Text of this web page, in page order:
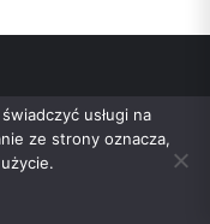
usługi na
ze strony oznacza,